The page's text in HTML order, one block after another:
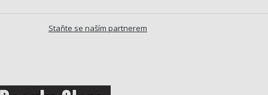
Staňte se naším partnerem